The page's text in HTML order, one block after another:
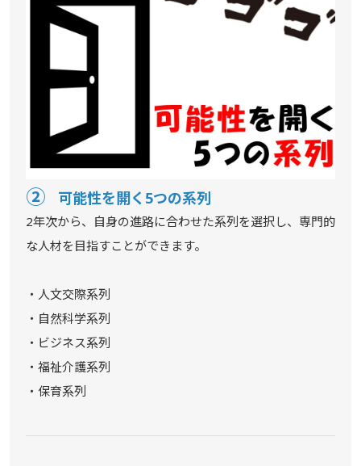
② 可能性を開く5つの系列
2年次から、自身の進路に合わせた系列を選択し、専門的
な人材を目指すことができます。
・人文交際系列
・自然科学系列
・ビジネス系列
・福祉介護系列
・保育系列